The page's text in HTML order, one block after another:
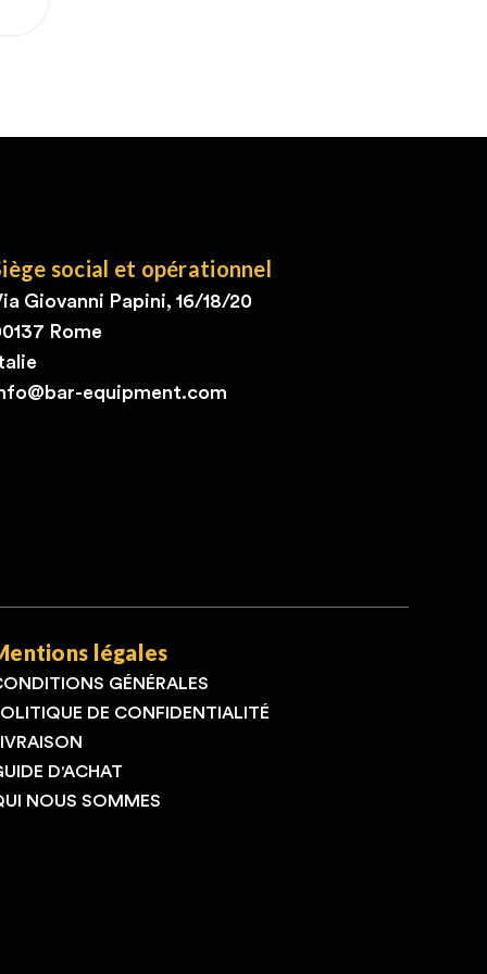
social et opérationnel
Giovanni Papini, 16/18/20
Rome
equipment.com
légales
GÉNÉRALES
DE CONFIDENTIALITÉ
D'ACHAT
NOUS SOMMES